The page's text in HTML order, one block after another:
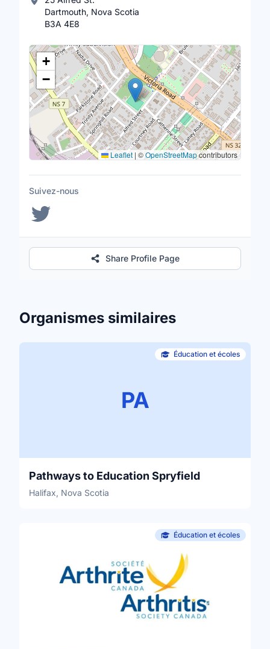
Dartmouth, Nova Scotia
B3A 4E8
Lieu
+
−
Leaflet | ©OpenStreetMapcontributors
Suivez-nous
Share Profile Page
Organismes similaires
PA
Éducation et écoles
Pathways to Education Spryfield
Halifax, Nova Scotia
Éducation et écoles